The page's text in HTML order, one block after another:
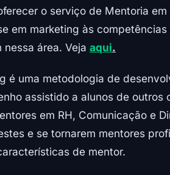
o serviço de Mentoria
em marketing às
área. Veja aqui.
é uma metodologia de
assistido a alunos de
em RH, Comunicação e
e se tornarem mentores
de mentor.